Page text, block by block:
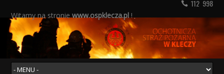
112 998
Witamy na stroniewww.ospklecza.pl!